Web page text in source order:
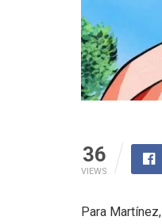
36
VIEWS
Para Martínez,